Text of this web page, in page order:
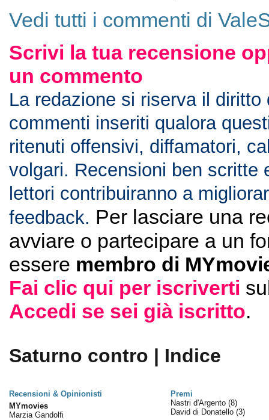
Vedi tutti i commenti di
Scrivi la tua recensione
un commento
La redazione si riserva il diritto
commenti inseriti qualora
ritenuti offensivi, diffamatori,
volgari. Recensioni ben scritte
lettori contribuiranno a
feedback. Per lasciare una
avviare o partecipare a un
essere membro di
Fai clic qui per iscriverti
Accedi se sei già iscritto.
Saturno contro | Indice
Recensioni & Opinionisti
Premi
MYmovies
Marzia Gandolfi
Nastri d'Argento (8)
David di Donatello (3)